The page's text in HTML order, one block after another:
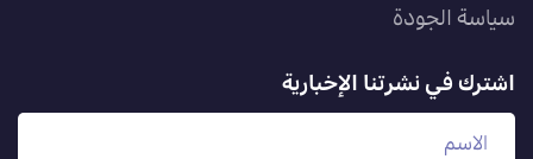
سياسة الجودة
اشترك في نشرتنا الإخبارية